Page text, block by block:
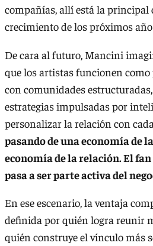
compañías, allí está la principal
crecimiento de los próximos
De cara al futuro, Mancini
que los artistas funcionen
con comunidades
estrategias impulsadas por
personalizar la relación con
pasando de una economía de
economía de la relación. El
pasa a ser parte activa del
En ese escenario, la ventaja
definida por quién logra reunir
quién construye el vínculo más